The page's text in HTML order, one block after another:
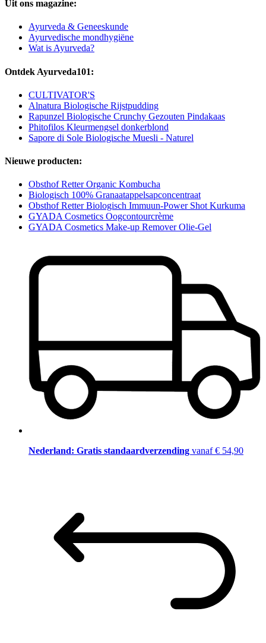
Uit ons magazine:
Ayurveda & Geneeskunde
Ayurvedische mondhygiëne
Wat is Ayurveda?
Ontdek Ayurveda101:
CULTIVATOR'S
Alnatura Biologische Rijstpudding
Rapunzel Biologische Crunchy Gezouten Pindakaas
Phitofilos Kleurmengsel donkerblond
Sapore di Sole Biologische Muesli - Naturel
Nieuwe producten:
Obsthof Retter Organic Kombucha
Biologisch 100% Granaatappelsapconcentraat
Obsthof Retter Biologisch Immuun-Power Shot Kurkuma
GYADA Cosmetics Oogcontourcrème
GYADA Cosmetics Make-up Remover Olie-Gel
Nederland: Gratis standaardverzending vanaf € 54,90